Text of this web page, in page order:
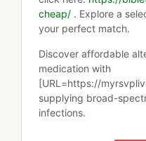
cheap/ . Explore a
your perfect match.
Discover affordable
medication with
[URL=https://
supplying broad-
infections.